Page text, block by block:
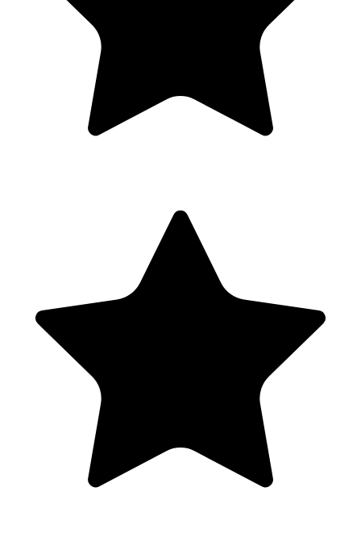
5. Ouverture, évolutions du métier
Les enjeux du développement durable dans la construction
Autres métiers annexes : perspectives d’évolution
6. La préparation à l'examen du titre professionnel
Le dossier professionnel
Examens blancs